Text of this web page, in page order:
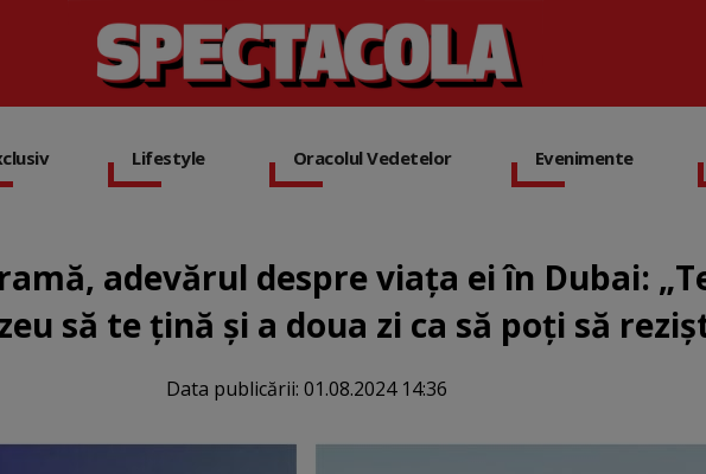
Lifestyle Oracolul Vedetelor Evenimente
adevărul despre viața ei în Dubai:
să te țină și a doua zi ca să poți să
Data publicării: 01.08.2024 14:36